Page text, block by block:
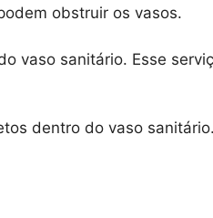
obstruir os vasos.
vaso sanitário. Esse
dentro do vaso